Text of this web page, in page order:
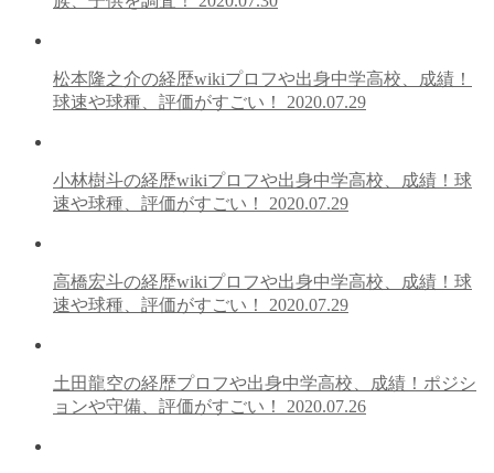
松本隆之介の経歴wikiプロフや出身中学高校、成績！
球速や球種、評価がすごい！ 2020.07.29
小林樹斗の経歴wikiプロフや出身中学高校、成績！球
速や球種、評価がすごい！ 2020.07.29
高橋宏斗の経歴wikiプロフや出身中学高校、成績！球
速や球種、評価がすごい！ 2020.07.29
土田龍空の経歴プロフや出身中学高校、成績！ポジシ
ョンや守備、評価がすごい！ 2020.07.26